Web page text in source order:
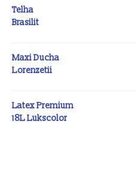
Telha
Brasilit
Maxi Ducha
Lorenzetii
Latex Premium
18L Lukscolor